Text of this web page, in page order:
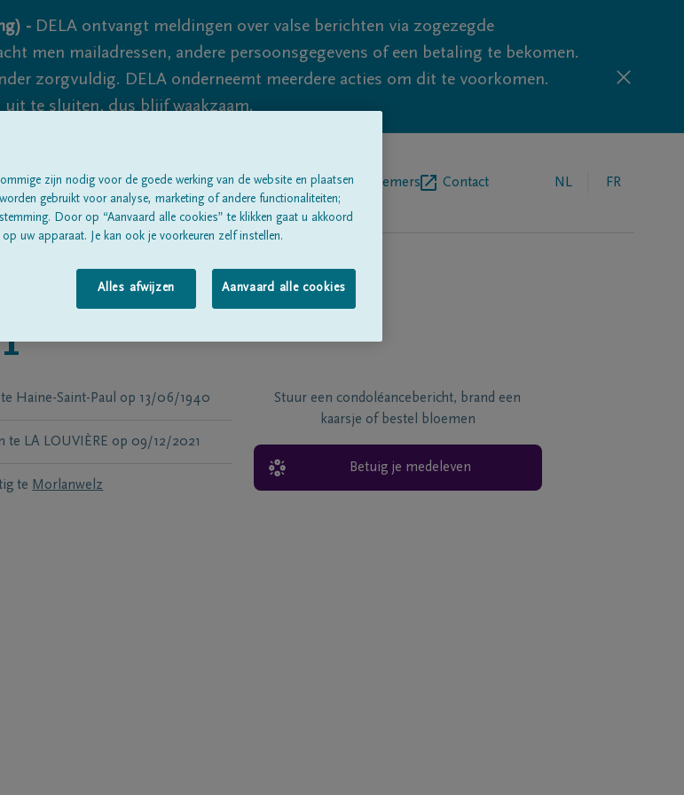
- DELA ontvangt meldingen over valse berichten via zogezegde
men mailadressen, andere persoonsgegevens of een betaling te bekomen.
zorgvuldig. DELA onderneemt meerdere acties om dit te voorkomen.
te sluiten, dus blijf waakzaam.
Alle rouwberichtenOver onsBegrafenisondernemers Contact NL FR
Haine-Saint-Paul op 13/06/1940
te LA LOUVIÈRE op 09/12/2021
te Morlanwelz
Stuur een condoléancebericht, brand een
kaarsje of bestel bloemen
Betuig je medeleven
zijn nodig voor de goede werking van de website en plaatsen
gebruikt voor analyse, marketing of andere functionaliteiten;
Door op “Aanvaard alle cookies” te klikken gaat u akkoord
uw apparaat. Je kan ook je voorkeuren zelf instellen.
Alles afwijzen Aanvaard alle cookies